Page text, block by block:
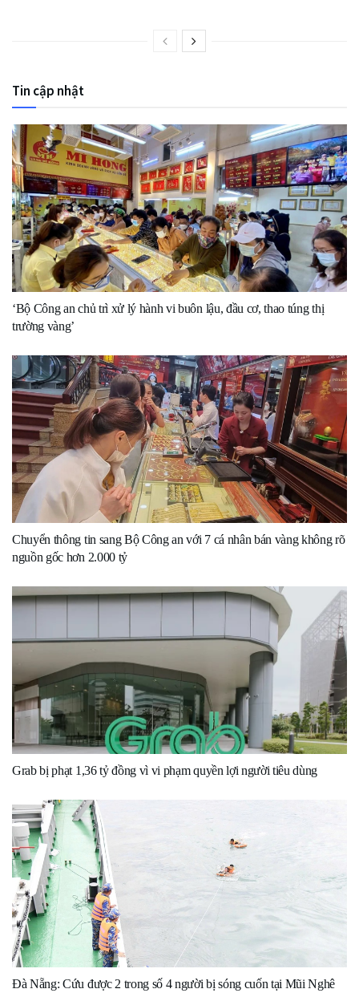
Tin cập nhật
‘Bộ Công an chủ trì xử lý hành vi buôn lậu, đầu cơ, thao túng thị
trường vàng’
Chuyển thông tin sang Bộ Công an với 7 cá nhân bán vàng không rõ
nguồn gốc hơn 2.000 tỷ
Grab bị phạt 1,36 tỷ đồng vì vi phạm quyền lợi người tiêu dùng
Đà Nẵng: Cứu được 2 trong số 4 người bị sóng cuốn tại Mũi Nghê